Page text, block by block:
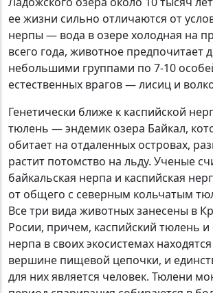
ее жизни сильно отличаются от
нерпы — вода в озере холодная на
всего года, животное предпочитает
небольшими группами по 7-10
естественных врагов — лисиц и
Генетически ближе к каспийской
тюлень — эндемик озера Байкал,
обитает на отдаленных островах,
растит потомство на льду. Ученые
байкальская нерпа и каспийская
от общего с северным кольчатым
Все три вида животных занесены в
Росии, причем, каспийский тюлень и
нерпа в своих экосистемах
вершине пищевой цепочки, и
для них является человек. Тюлени